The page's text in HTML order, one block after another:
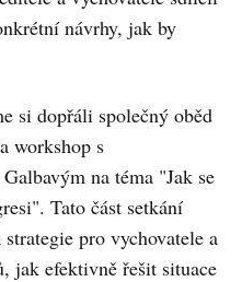
návrhy, jak by
si dopřáli společný oběd
workshop s
na téma "Jak se
Tato část setkání
pro vychovatele a
jak efektivně řešit situace